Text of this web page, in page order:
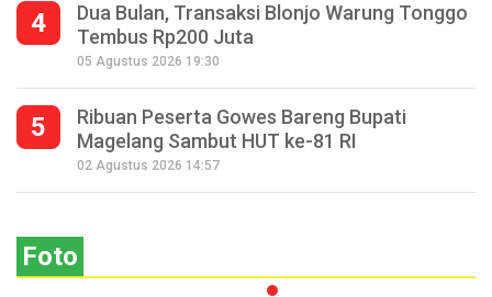
4
Dua Bulan, Transaksi Blonjo Warung Tonggo
Tembus Rp200 Juta
05 Agustus 2026 19:30
5
Ribuan Peserta Gowes Bareng Bupati
Magelang Sambut HUT ke-81 RI
02 Agustus 2026 14:57
Foto
Seperempat Abad Perhelatan Festival
Lima Gunung XXV Kobarkan Semangat